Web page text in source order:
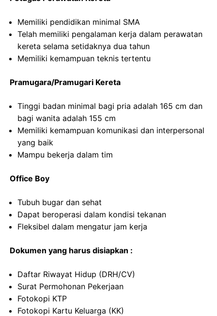
Memiliki pendidikan minimal SMA
Telah memiliki pengalaman kerja dalam perawatan
kereta selama setidaknya dua tahun
Memiliki kemampuan teknis tertentu
Pramugara/Pramugari Kereta
Tinggi badan minimal bagi pria adalah 165 cm dan
bagi wanita adalah 155 cm
Memiliki kemampuan komunikasi dan interpersonal
yang baik
Mampu bekerja dalam tim
Office Boy
Tubuh bugar dan sehat
Dapat beroperasi dalam kondisi tekanan
Fleksibel dalam mengatur jam kerja
Dokumen yang harus disiapkan :
Daftar Riwayat Hidup (DRH/CV)
Surat Permohonan Pekerjaan
Fotokopi KTP
Fotokopi Kartu Keluarga (KK)